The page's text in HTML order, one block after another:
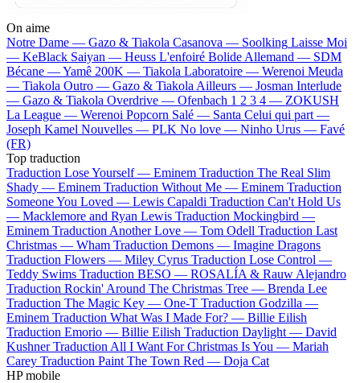
On aime
Notre Dame — Gazo & Tiakola Casanova — Soolking Laisse Moi
— KeBlack Saiyan — Heuss L'enfoiré Bolide Allemand — SDM
Bécane —Yamê 200K — Tiakola Laboratoire — Werenoi Meuda
— Tiakola Outro — Gazo & Tiakola Ailleurs — Josman Interlude
— Gazo & Tiakola Overdrive — Ofenbach 1 2 3 4 — ZOKUSH
La League — Werenoi Popcorn Salé — Santa Celui qui part —
Joseph Kamel Nouvelles — PLK No love — Ninho Urus — Favé
(FR)
Top traduction
Traduction Lose Yourself — Eminem Traduction The Real Slim
Shady — Eminem Traduction Without Me — Eminem Traduction
Someone You Loved — Lewis Capaldi Traduction Can't Hold Us
— Macklemore and Ryan Lewis Traduction Mockingbird —
Eminem Traduction Another Love — Tom Odell Traduction Last
Christmas — Wham Traduction Demons — Imagine Dragons
Traduction Flowers — Miley Cyrus Traduction Lose Control —
Teddy Swims Traduction BESO — ROSALÍA & Rauw Alejandro
Traduction Rockin' Around The Christmas Tree — Brenda Lee
Traduction The Magic Key — One-T Traduction Godzilla —
Eminem Traduction What Was I Made For? — Billie Eilish
Traduction Emorio — Billie Eilish Traduction Daylight — David
Kushner Traduction All I Want For Christmas Is You — Mariah
Carey Traduction Paint The Town Red — Doja Cat
HP mobile